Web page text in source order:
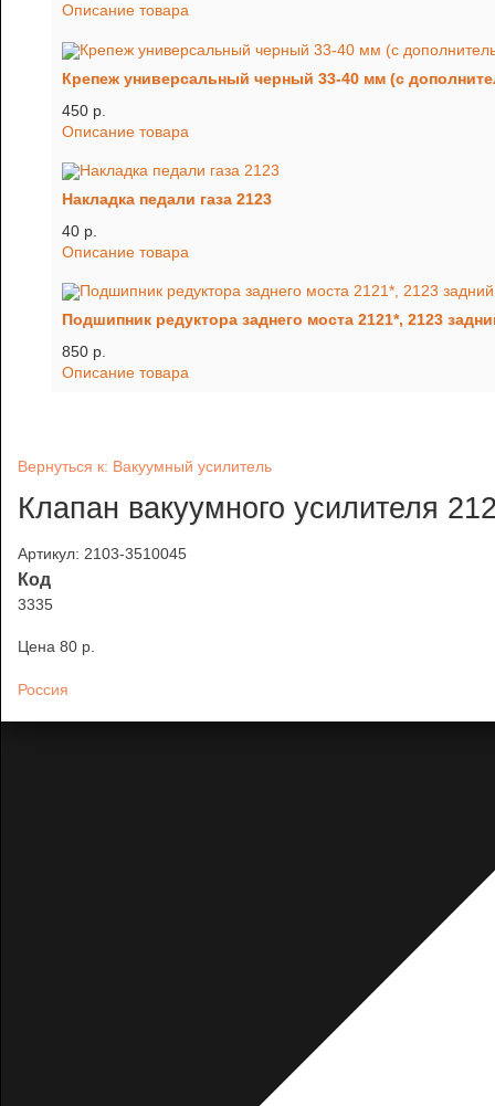
Описание товара
Крепеж универсальный черный 33-40 мм (с
450 p.
Описание товара
Накладка педали газа 2123
40 p.
Описание товара
Подшипник редуктора заднего моста 2121*, 2123
850 p.
Описание товара
Вернуться к: Вакуумный усилитель
Клапан вакуумного усилителя
Артикул: 2103-3510045
Код
3335
Цена 80 p.
Россия